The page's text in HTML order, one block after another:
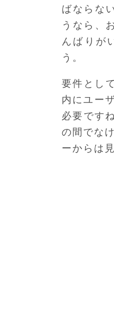
ばならな
うなら、
んばりが
う。
要件とし
内にユー
必要です
の間でな
ーからは